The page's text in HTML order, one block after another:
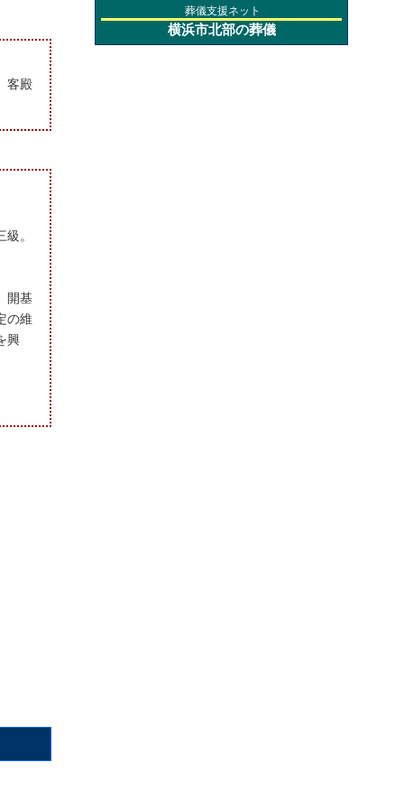
客殿
。
開基
の維
興
葬儀支援ネット
横浜市北部の葬儀